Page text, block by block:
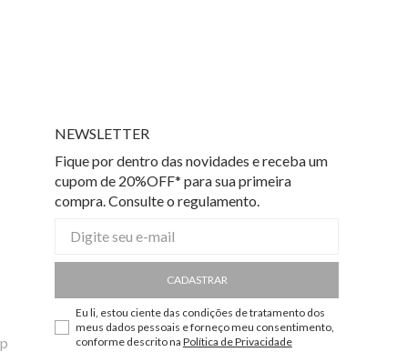
NEWSLETTER
Fique por dentro das novidades e receba um
cupom de 20%OFF* para sua primeira
compra. Consulte o regulamento.
CADASTRAR
Eu li, estou ciente das condições de tratamento dos
meus dados pessoais e forneço meu consentimento,
conforme descrito na Política de Privacidade